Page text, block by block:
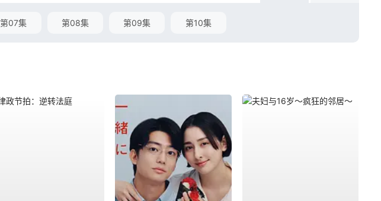
第07集 第08集 第09集 第10集